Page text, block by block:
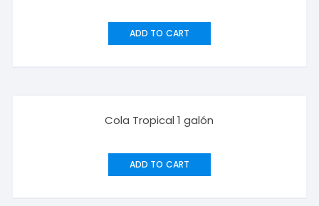
ADD TO CART
Cola Tropical 1 galón
ADD TO CART